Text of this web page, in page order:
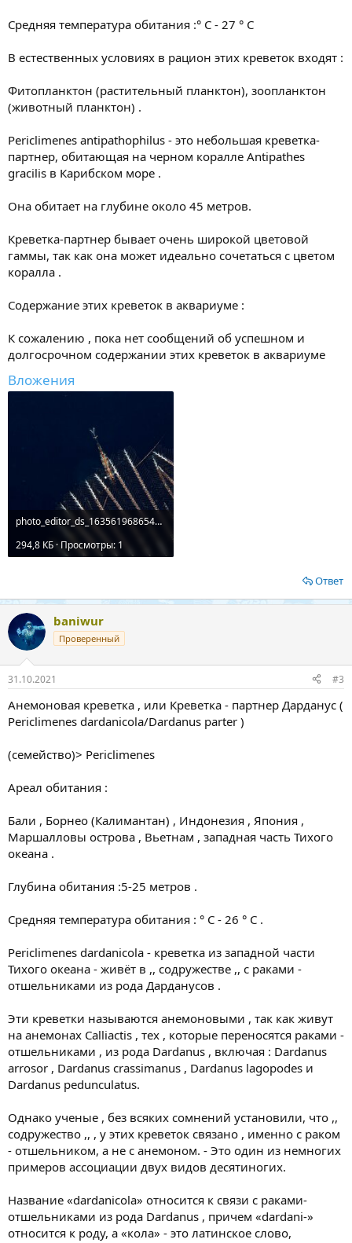
Средняя температура обитания :° С - 27 ° С
В естественных условиях в рацион этих креветок входят :
Фитопланктон (растительный планктон), зоопланктон
(животный планктон) .
Periclimenes antipathophilus - это небольшая креветка-
партнер, обитающая на черном коралле Antipathes
gracilis в Карибском море .
Она обитает на глубине около 45 метров.
Креветка-партнер бывает очень широкой цветовой
гаммы, так как она может идеально сочетаться с цветом
коралла .
Содержание этих креветок в аквариуме :
К сожалению , пока нет сообщений об успешном и
долгосрочном содержании этих креветок в аквариуме
Вложения
photo_editor_ds_1635619686541.jpg
294,8 КБ · Просмотры: 1
Ответ
baniwur
Проверенный
31.10.2021 #3
Анемоновая креветка , или Креветка - партнер Дарданус (
Periclimenes dardanicola/Dardanus parter )
(семейство)> Periclimenes
Ареал обитания :
Бали , Борнео (Калимантан) , Индонезия , Япония ,
Маршалловы острова , Вьетнам , западная часть Тихого
океана .
Глубина обитания :5-25 метров .
Средняя температура обитания : ° С - 26 ° С .
Periclimenes dardanicola - креветка из западной части
Тихого океана - живёт в ,, содружестве ,, с раками -
отшельниками из рода Дарданусов .
Эти креветки называются анемоновыми , так как живут
на анемонах Calliactis , тех , которые переносятся раками -
отшельниками , из рода Dardanus , включая : Dardanus
arrosor , Dardanus crassimanus , Dardanus lagopodes и
Dardanus pedunculatus.
Однако ученые , без всяких сомнений установили, что ,,
содружество ,, , у этих креветок связано , именно с раком
- отшельником, а не с анемоном. - Это один из немногих
примеров ассоциации двух видов десятиногих.
Название «dardanicola» относится к связи с раками-
отшельниками из рода Dardanus , причем «dardani-»
относится к роду, а «кола» - это латинское слово,